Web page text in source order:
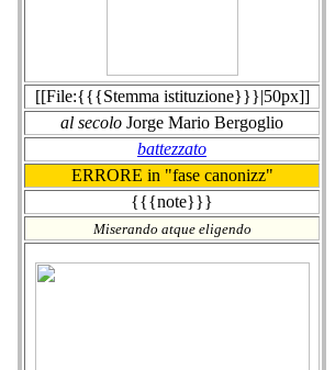
[[File:{{{Stemma istituzione}}}|50px]]
al secolo Jorge Mario Bergoglio
battezzato
ERRORE in "fase canonizz"
{{{note}}}
Miserando atque eligendo